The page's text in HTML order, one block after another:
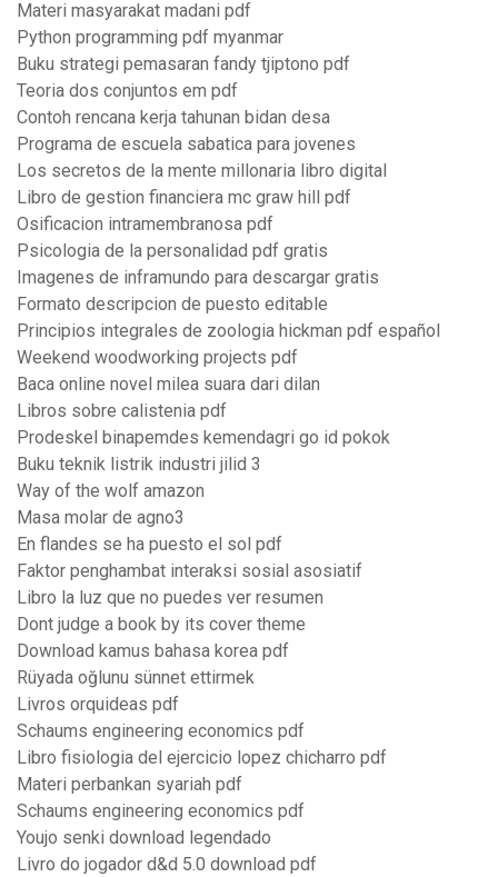
Materi masyarakat madani pdf
Python programming pdf myanmar
Buku strategi pemasaran fandy tjiptono pdf
Teoria dos conjuntos em pdf
Contoh rencana kerja tahunan bidan desa
Programa de escuela sabatica para jovenes
Los secretos de la mente millonaria libro digital
Libro de gestion financiera mc graw hill pdf
Osificacion intramembranosa pdf
Psicologia de la personalidad pdf gratis
Imagenes de inframundo para descargar gratis
Formato descripcion de puesto editable
Principios integrales de zoologia hickman pdf español
Weekend woodworking projects pdf
Baca online novel milea suara dari dilan
Libros sobre calistenia pdf
Prodeskel binapemdes kemendagri go id pokok
Buku teknik listrik industri jilid 3
Way of the wolf amazon
Masa molar de agno3
En flandes se ha puesto el sol pdf
Faktor penghambat interaksi sosial asosiatif
Libro la luz que no puedes ver resumen
Dont judge a book by its cover theme
Download kamus bahasa korea pdf
Rüyada oğlunu sünnet ettirmek
Livros orquideas pdf
Schaums engineering economics pdf
Libro fisiologia del ejercicio lopez chicharro pdf
Materi perbankan syariah pdf
Schaums engineering economics pdf
Youjo senki download legendado
Livro do jogador d&d 5.0 download pdf